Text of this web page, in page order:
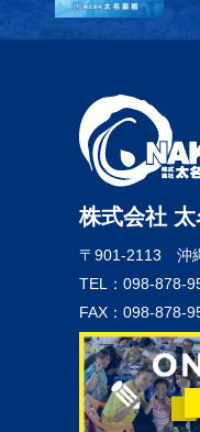
株式会社 太
〒901-2113 沖
TEL：098-878-
FAX：098-878-